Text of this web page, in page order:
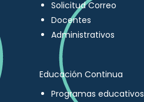
Solicitud Correo
Docentes
Administrativos
Educación Continua
Programas educativos